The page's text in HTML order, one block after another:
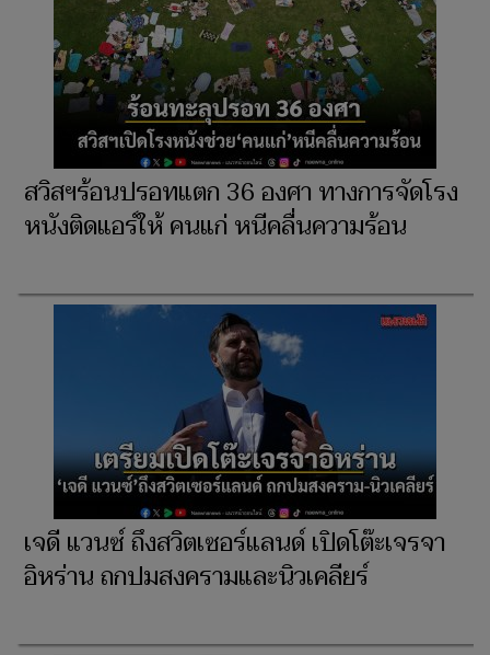
สวิสฯร้อนปรอทแตก 36 องศา ทางการจัดโรง
หนังติดแอร์ให้ คนแก่ หนีคลื่นความร้อน
เจดี แวนซ์ ถึงสวิตเซอร์แลนด์ เปิดโต๊ะเจรจา
อิหร่าน ถกปมสงครามและนิวเคลียร์